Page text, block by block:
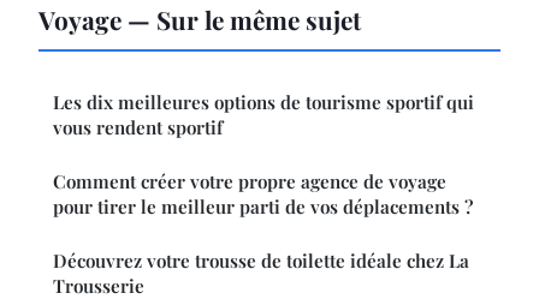
Voyage — Sur le même sujet
Les dix meilleures options de tourisme sportif qui
vous rendent sportif
Comment créer votre propre agence de voyage
pour tirer le meilleur parti de vos déplacements ?
Découvrez votre trousse de toilette idéale chez La
Trousserie